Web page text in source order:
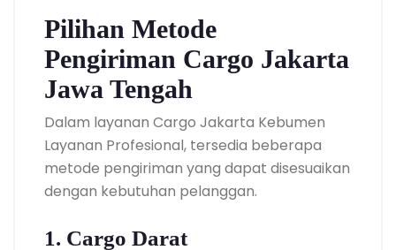
Pilihan Metode
Pengiriman Cargo Jakarta
Jawa Tengah
Dalam layanan Cargo Jakarta Kebumen
Layanan Profesional, tersedia beberapa
metode pengiriman yang dapat disesuaikan
dengan kebutuhan pelanggan.
1. Cargo Darat